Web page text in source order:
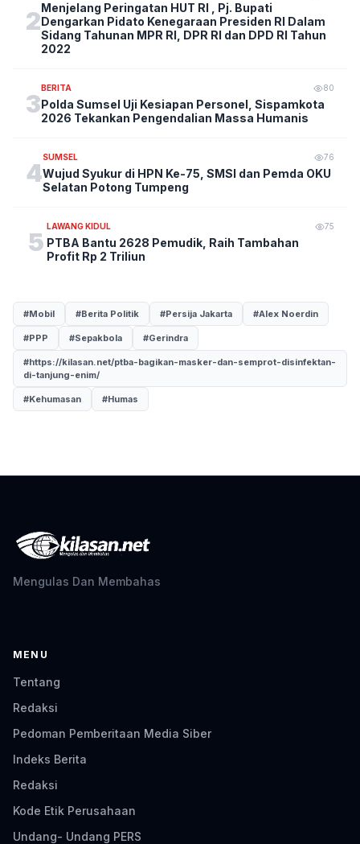
2Menjelang Peringatan HUT RI , Pj. Bupati
Dengarkan Pidato Kenegaraan Presiden RI Dalam
Sidang Tahunan MPR RI, DPR RI dan DPD RI Tahun
2022
3
BERITA 80
Polda Sumsel Uji Kesiapan Personel, Sispamkota
2026 Tekankan Pengendalian Massa Humanis
4
SUMSEL 76
Wujud Syukur di HPN Ke-75, SMSI dan Pemda OKU
Selatan Potong Tumpeng
5
LAWANG KIDUL 75
PTBA Bantu 2628 Pemudik, Raih Tambahan
Profit Rp 2 Triliun
#Mobil #Berita Politik #Persija Jakarta #Alex Noerdin
#PPP #Sepakbola #Gerindra
#https://kilasan.net/ptba-bagikan-masker-dan-semprot-disinfektan-
di-tanjung-enim/
#Kehumasan #Humas
Mengulas Dan Membahas
MENU
Tentang
Redaksi
Pedoman Pemberitaan Media Siber
Indeks Berita
Redaksi
Kode Etik Perusahaan
Undang- Undang PERS